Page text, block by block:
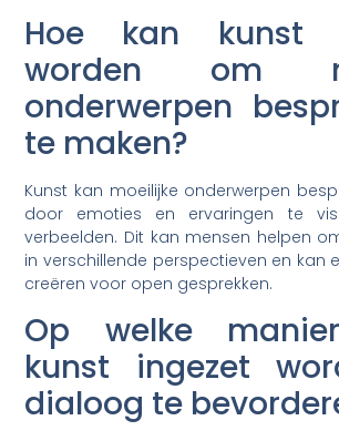
Hoe kan kunst
worden om
onderwerpen
te maken?
Kunst kan moeilijke onderwerpen
door emoties en ervaringen te
verbeelden. Dit kan mensen helpen
in verschillende perspectieven en kan
creëren voor open gesprekken.
Op welke
kunst ingezet
dialoog te